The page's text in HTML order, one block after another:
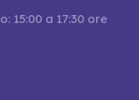
15:00 a 17:30 ore